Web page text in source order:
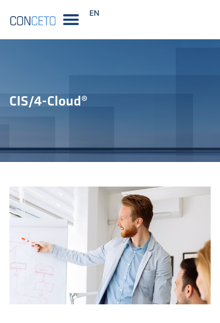
EN
CIS/4-Cloud®